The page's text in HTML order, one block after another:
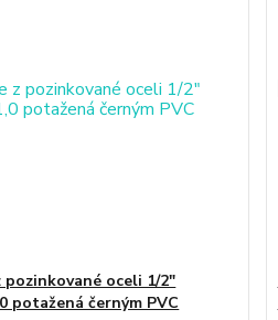
pozinkované oceli 1/2"
potažená černým PVC